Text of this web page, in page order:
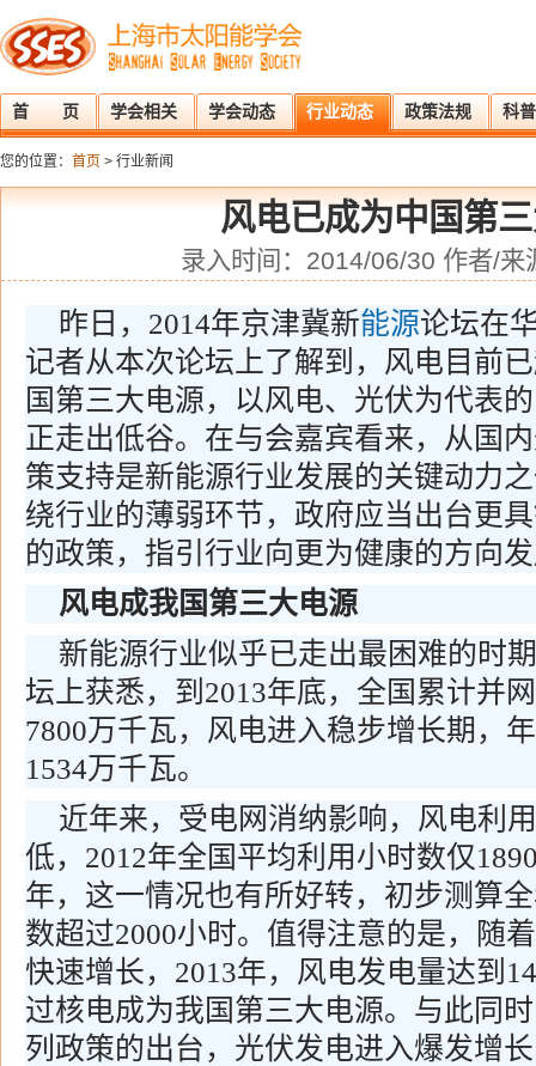
首 页 学会相关 学会动态 行业动态 政策法规 科
您的位置： 首页 > 行业新闻
风电已成为中国第
录入时间：2014/06/30 作者/来
昨日，2014年京津冀新能源论坛在
记者从本次论坛上了解到，风电目前
国第三大电源，以风电、光伏为代表
正走出低谷。在与会嘉宾看来，从国
策支持是新能源行业发展的关键动力
绕行业的薄弱环节，政府应当出台更
的政策，指引行业向更为健康的方向
风电成我国第三大电源
新能源行业似乎已走出最困难的时
坛上获悉，到2013年底，全国累计并
7800万千瓦，风电进入稳步增长期，
1534万千瓦。
近年来，受电网消纳影响，风电利
低，2012年全国平均利用小时数仅
年，这一情况也有所好转，初步测算
数超过2000小时。值得注意的是，随
快速增长，2013年，风电发电量达到
过核电成为我国第三大电源。与此同
列政策的出台，光伏发电进入爆发增